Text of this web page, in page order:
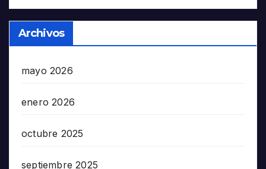
Archivos
mayo 2026
enero 2026
octubre 2025
septiembre 2025